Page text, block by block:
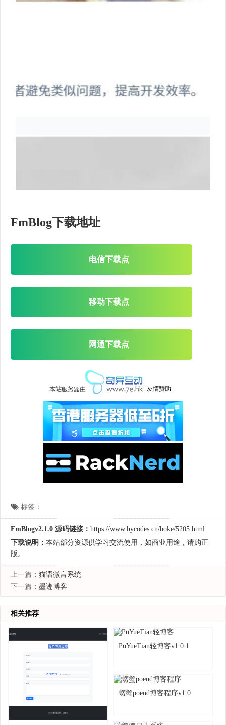
FmBlog下载地址
电信下载点
移动下载点
网通下载点
标签：
FmBlogv2.1.0 源码链接： https://www.hycodes.cn/boke/5205.html
下载说明： 本站部分资源供学习交流使用，如商业用途，请购正
版。
上一篇： 猫语微言系统
下一篇： 墨迹博客
相关推荐
PuYueTian轻博客v1.0.1
螃蟹poend博客程序v1.0